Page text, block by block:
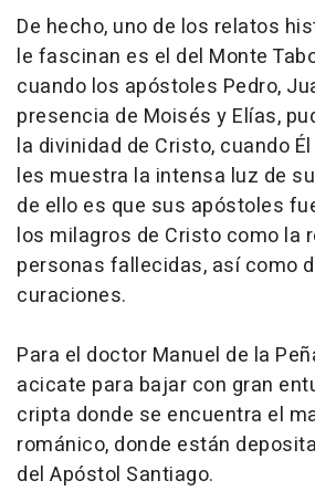
De hecho, uno de los relatos
le fascinan es el del Monte
cuando los apóstoles Pedro,
presencia de Moisés y Elías,
la divinidad de Cristo, cuando
les muestra la intensa luz de
de ello es que sus apóstoles
los milagros de Cristo como la
personas fallecidas, así como
curaciones.
Para el doctor Manuel de la
acicate para bajar con gran
cripta donde se encuentra el
románico, donde están
del Apóstol Santiago.